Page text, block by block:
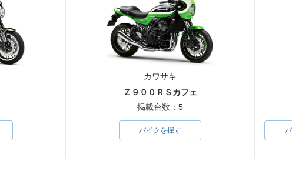
1980年 KLX250 1979年 KLX250
カワサキ
Ｚ９００ＲＳカフェ
掲載台数：5
バイクを探す